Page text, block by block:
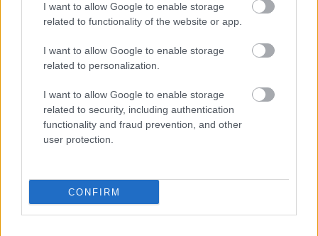
I want to allow Google to enable storage
related to functionality of the website or app.
I want to allow Google to enable storage
related to personalization.
I want to allow Google to enable storage
related to security, including authentication
functionality and fraud prevention, and other
user protection.
CONFIRM
Παιδεία
Σεμινάρια Πανελλήνιες Κατάρτιση